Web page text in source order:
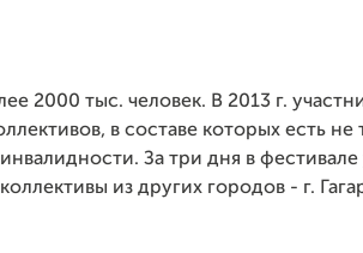
2000 тыс. человек. В 2013 г.
в составе которых есть не
За три дня в фестивале
из других городов - г.